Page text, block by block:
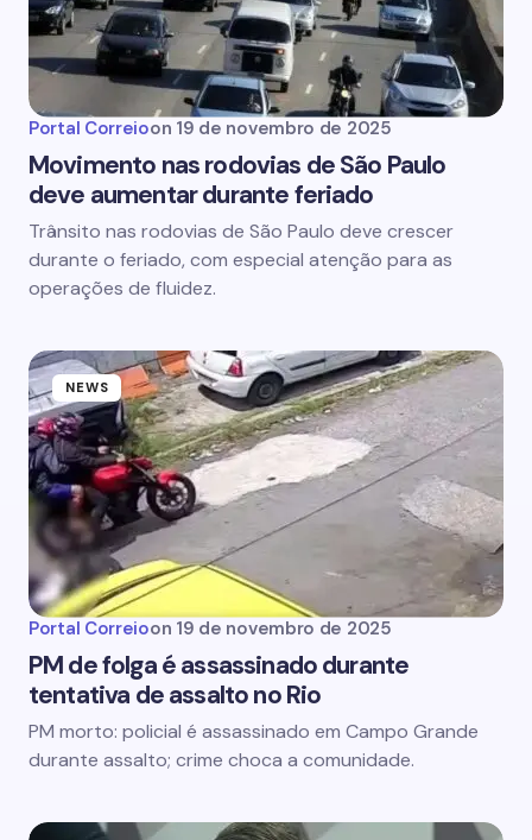
Portal Correioon 19 de novembro de 2025
Movimento nas rodovias de São Paulo
deve aumentar durante feriado
Trânsito nas rodovias de São Paulo deve crescer
durante o feriado, com especial atenção para as
operações de fluidez.
NEWS
Portal Correioon 19 de novembro de 2025
PM de folga é assassinado durante
tentativa de assalto no Rio
PM morto: policial é assassinado em Campo Grande
durante assalto; crime choca a comunidade.